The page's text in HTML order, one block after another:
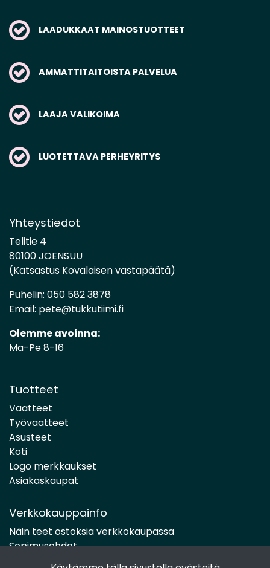
LAADUKKAAT MAINOSTUOTTEET
AMMATTITAITOISTA PALVELUA
LAAJA VALIKOIMA
LUOTETTAVA PERHEYRITYS
Yhteystiedot
Telitie 4
80100 JOENSUU
(Katsastus Kovalaisen vastapäätä)
Puhelin: 050 582 3878
Email: pete@tukkutiimi.fi
Olemme avoinna:
Ma-Pe 8-16
Tuotteet
Vaatteet
Työvaatteet
Asusteet
Koti
Logo merkkaukset
Asiakaskaupat
Verkkokauppainfo
Näin teet ostoksia verkkokaupassa
Sopimusehdot
Toimitustavat